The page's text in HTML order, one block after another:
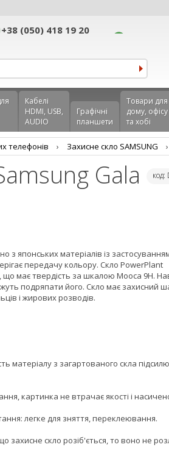
+38 (050) 418 19 20
Кабелі
HDMI, USB,
AUDIO
Графічні
планшети
Товари для
дому, офісу
та хобі
телефонів › Захисне скло SAMSUNG ›
Gala код:
з японських матеріалів із
передачу кольору. Скло PowerPlant
має твердість за шкалою Мооса 9H.
подряпати його. Скло має захисний
і жирових розводів.
матеріалу з загартованого скла
картинка не втрачає якості і
легке для зняття, переклеювання.
захисне скло розіб'ється, то воно не